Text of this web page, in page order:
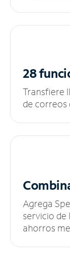
28
Transfiere
de correos
Agrega
servicio de
ahorros